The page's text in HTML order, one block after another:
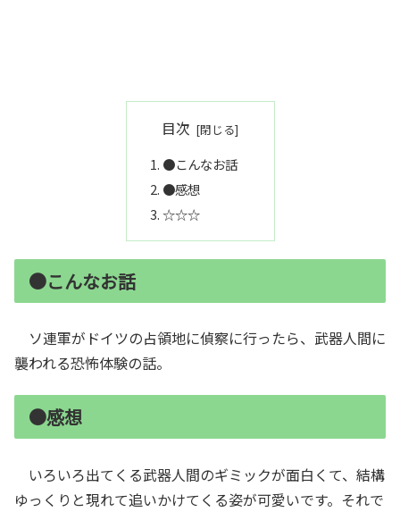
目次
●こんなお話
●感想
☆☆☆
●こんなお話
ソ連軍がドイツの占領地に偵察に行ったら、武器人間に
襲われる恐怖体験の話。
●感想
いろいろ出てくる武器人間のギミックが面白くて、結構
ゆっくりと現れて追いかけてくる姿が可愛いです。それで